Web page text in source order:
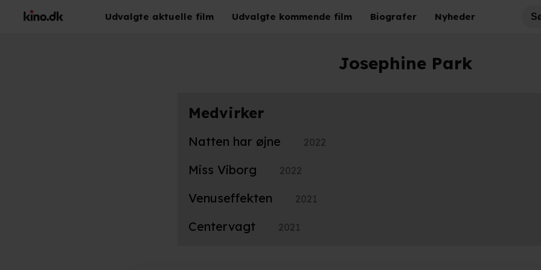
Udvalgte aktuelle film Udvalgte kommende film Biografer Nyheder
Josephine Park
Medvirker
Natten har øjne 2022
Miss Viborg 2022
Venuseffekten 2021
Centervagt 2021